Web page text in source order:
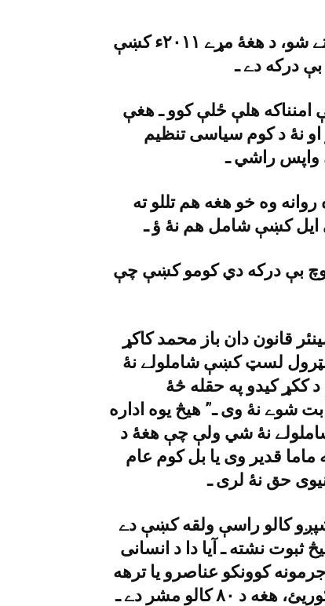
د ماما قدير زوئے ٢٠٠٩ء کښې ولقه کښې واخستے شو، د هغۀ مړے ٢٠١١ء کښې
امنناکه هلې ځلې کوو ـ هغې
نۀ د کوم سياسى تنظيم
سره روانه وه خو هغه هم تللو ته
کښې شامل هم نۀ ؤ ـ
د شميرشميرې ترمخه ١٨ زره بلوچ بې درکه دي کومو کښې چې
قانون دان باز محمد کاکړ
لسټ کښې شاملولے نۀ
ککړ کيدو په حقله څۀ
شوے نۀ وى ـ” هيڅ يوه اداره
نۀ شي ولې چې هغۀ د
قدير وى يا بل کوم عام
شپږو کالو راسې ولقه کښې دے
نشته ـ آيا دا د انسانى
کوونکو عناصرو يا ترهه
ګرو ته اخر ولې ويزه جارى کوى، ماما قدير ته وګوريئ، هغه د ٨٠ کالو مشر دے ـ